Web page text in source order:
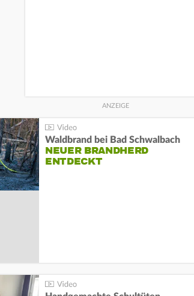
Waldbrand bei Bad Schwalbach
NEUER BRANDHERD
ENTDECKT